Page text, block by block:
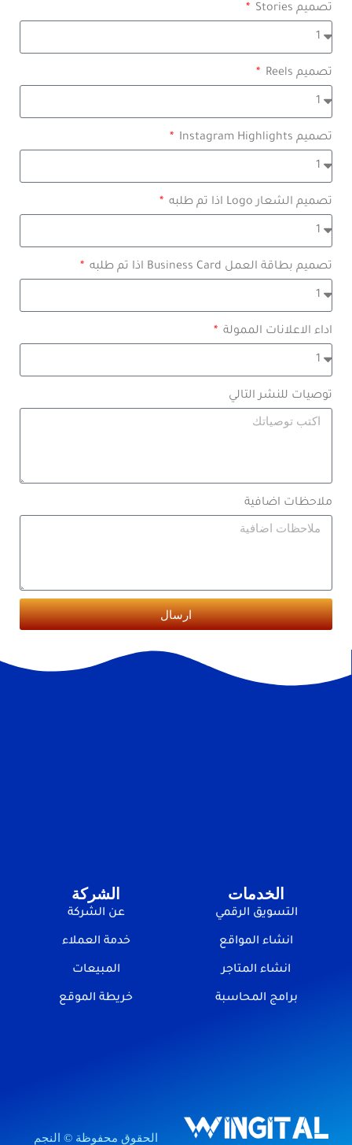
تصميم Stories
تصميم Reels
تصميم Instagram Highlights
تصميم الشعار Logo اذا تم طلبه
تصميم بطاقة العمل Business Card اذا تم طلبه
اداء الاعلانات الممولة
توصيات للنشر التالي
ملاحظات اضافية
ارسال
الخدمات
التسويق الرقمي
انشاء المواقع
انشاء المتاجر
برامج المحاسبة
الشركة
عن الشركة
خدمة العملاء
المبيعات
خريطة الموقع
الحقوق محفوظة © النجم